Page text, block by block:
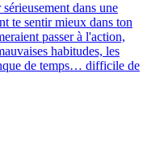
dans une
te sentir mieux dans ton
passer à l'action,
habitudes, les
de temps… difficile de